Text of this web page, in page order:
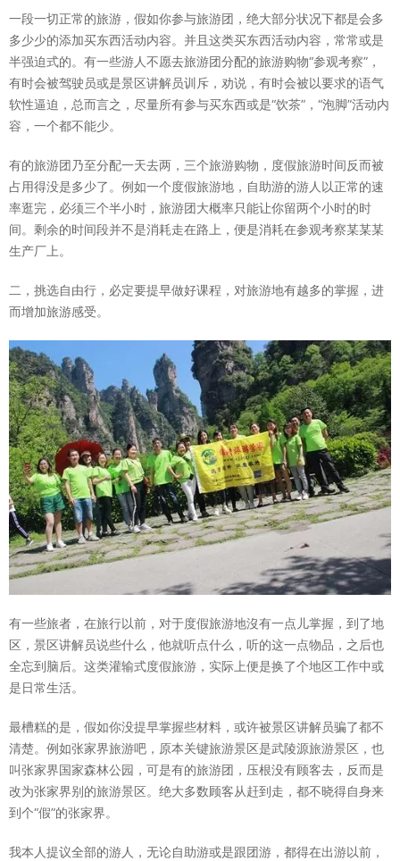
一段一切正常的旅游，假如你参与旅游团，绝大部分状况下都是会多
多少少的添加买东西活动内容。并且这类买东西活动内容，常常或是
半强迫式的。有一些游人不愿去旅游团分配的旅游购物“参观考察”，
有时会被驾驶员或是景区讲解员训斥，劝说，有时会被以要求的语气
软性逼迫，总而言之，尽量所有参与买东西或是“饮茶”，“泡脚”活动内
容，一个都不能少。
有的旅游团乃至分配一天去两，三个旅游购物，度假旅游时间反而被
占用得没是多少了。例如一个度假旅游地，自助游的游人以正常的速
率逛完，必须三个半小时，旅游团大概率只能让你留两个小时的时
间。剩余的时间段并不是消耗走在路上，便是消耗在参观考察某某某
生产厂上。
二，挑选自由行，必定要提早做好课程，对旅游地有越多的掌握，进
而增加旅游感受。
有一些旅者，在旅行以前，对于度假旅游地沒有一点儿掌握，到了地
区，景区讲解员说些什么，他就听点什么，听的这一点物品，之后也
全忘到脑后。这类灌输式度假旅游，实际上便是换了个地区工作中或
是日常生活。
最槽糕的是，假如你没提早掌握些材料，或许被景区讲解员骗了都不
清楚。例如张家界旅游吧，原本关键旅游景区是武陵源旅游景区，也
叫张家界国家森林公园，可是有的旅游团，压根没有顾客去，反而是
改为张家界别的旅游景区。绝大多数顾客从赶到走，都不晓得自身来
到个“假”的张家界。
我本人提议全部的游人，无论自助游或是跟团游，都得在出游以前，